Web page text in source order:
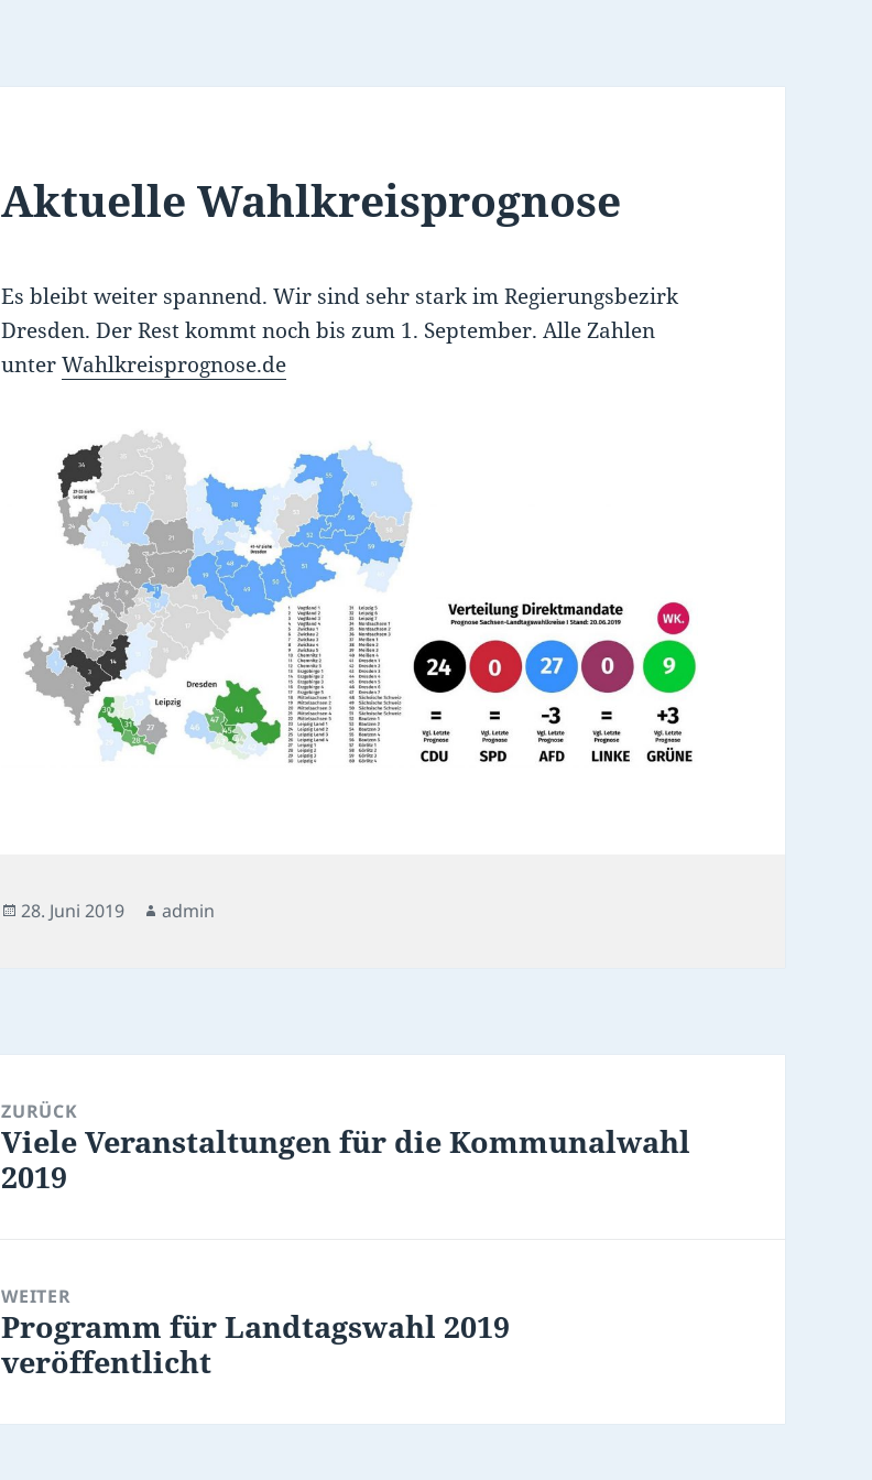
Aktuelle Wahlkreisprognose
Es bleibt weiter spannend. Wir sind sehr stark im Regierungsbezirk
Dresden. Der Rest kommt noch bis zum 1. September. Alle Zahlen
unterWahlkreisprognose.de
Veröffentlicht
28. Juni 2019 Autor
admin
ZURÜCK
Vorheriger
Beitrag:
Viele Veranstaltungen für die Kommunalwahl
2019
WEITER
Nächster
Beitrag:
Programm für Landtagswahl 2019
veröffentlicht